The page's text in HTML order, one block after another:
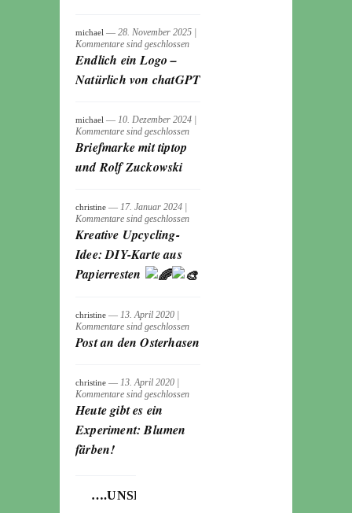
michael ― 28. November 2025
Kommentare sind geschlossen
Endlich ein Logo –
Natürlich von chatGPT
michael ― 10. Dezember 2024
Kommentare sind geschlossen
Briefmarke mit tiptop
und Rolf Zuckowski
christine ― 17. Januar 2024
Kommentare sind geschlossen
Kreative Upcycling-
Idee: DIY-Karte aus
Papierresten
christine ― 13. April 2020 |
Kommentare sind geschlossen
Post an den Osterhasen
christine ― 13. April 2020 |
Kommentare sind geschlossen
Heute gibt es ein
Experiment: Blumen
färben!
….UNSERE